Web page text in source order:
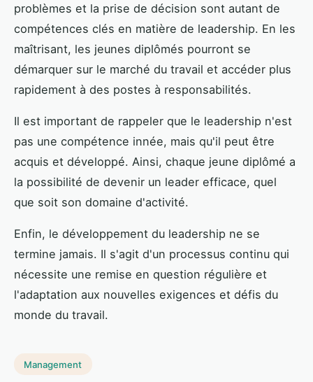
problèmes et la prise de décision sont autant de
compétences clés en matière de leadership. En les
maîtrisant, les jeunes diplômés pourront se
démarquer sur le marché du travail et accéder plus
rapidement à des postes à responsabilités.
Il est important de rappeler que le leadership n'est
pas une compétence innée, mais qu'il peut être
acquis et développé. Ainsi, chaque jeune diplômé a
la possibilité de devenir un leader efficace, quel
que soit son domaine d'activité.
Enfin, le développement du leadership ne se
termine jamais. Il s'agit d'un processus continu qui
nécessite une remise en question régulière et
l'adaptation aux nouvelles exigences et défis du
monde du travail.
Management